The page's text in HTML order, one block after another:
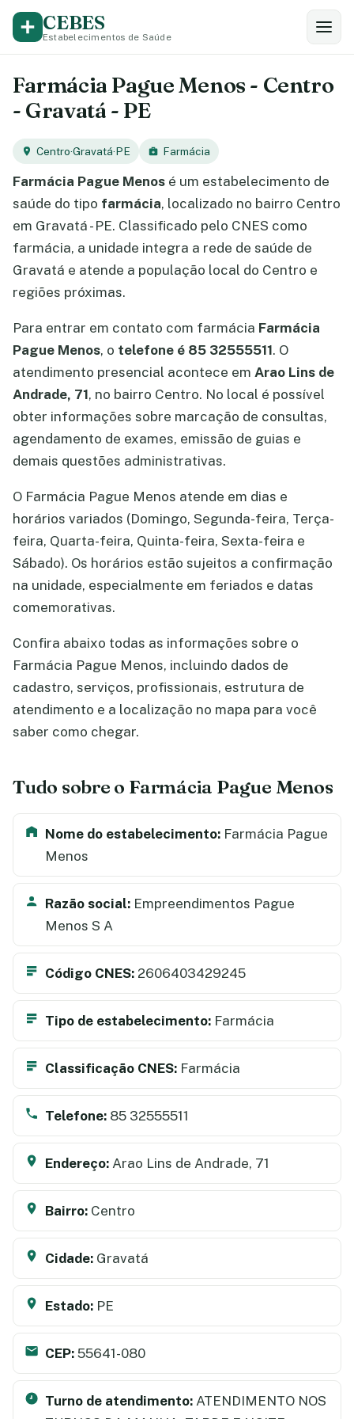
CEBES
Estabelecimentos de Saúde
Farmácia Pague Menos - Centro
- Gravatá - PE
Centro·Gravatá·PE Farmácia
Farmácia Pague Menos é um estabelecimento de
saúde do tipo farmácia, localizado no bairro Centro
em Gravatá - PE. Classificado pelo CNES como
farmácia, a unidade integra a rede de saúde de
Gravatá e atende a população local do Centro e
regiões próximas.
Para entrar em contato com farmácia Farmácia
Pague Menos, o telefone é 85 32555511. O
atendimento presencial acontece em Arao Lins de
Andrade, 71, no bairro Centro. No local é possível
obter informações sobre marcação de consultas,
agendamento de exames, emissão de guias e
demais questões administrativas.
O Farmácia Pague Menos atende em dias e
horários variados (Domingo, Segunda-feira, Terça-
feira, Quarta-feira, Quinta-feira, Sexta-feira e
Sábado). Os horários estão sujeitos a confirmação
na unidade, especialmente em feriados e datas
comemorativas.
Confira abaixo todas as informações sobre o
Farmácia Pague Menos, incluindo dados de
cadastro, serviços, profissionais, estrutura de
atendimento e a localização no mapa para você
saber como chegar.
Tudo sobre o Farmácia Pague Menos
Nome do estabelecimento: Farmácia Pague
Menos
Razão social: Empreendimentos Pague
Menos S A
Código CNES: 2606403429245
Tipo de estabelecimento: Farmácia
Classificação CNES: Farmácia
Telefone: 85 32555511
Endereço: Arao Lins de Andrade, 71
Bairro: Centro
Cidade: Gravatá
Estado: PE
CEP: 55641-080
Turno de atendimento: ATENDIMENTO NOS